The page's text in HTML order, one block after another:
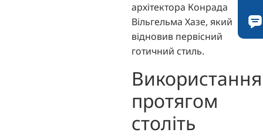
архітектора Конрада
Вільгельма Хазе, який
відновив первісний
готичний стиль.
Використання
протягом
століть